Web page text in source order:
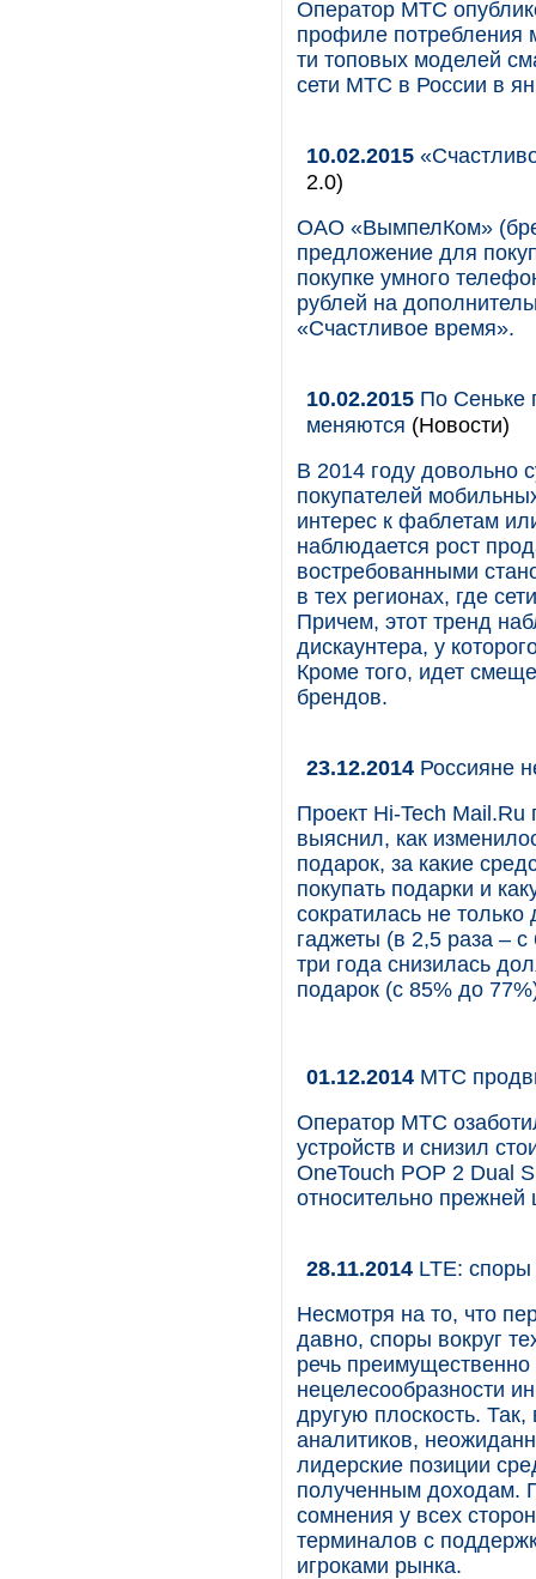
Оператор МТС
профиле потребления
ти топовых моделей
сети МТС в России в
10.02.2015
2.0)
ОАО «ВымпелКом»
предложение для
покупке умного
рублей на
«Счастливое время».
10.02.2015 По Сеньке
меняются (Новости)
В 2014 году довольно
покупателей
интерес к фаблетам
наблюдается рост
востребованными
в тех регионах, где
Причем, этот тренд
дискаунтера, у
Кроме того, идет
брендов.
23.12.2014 Россияне
Проект Hi-Tech
выяснил, как
подарок, за какие
покупать подарки и
сократилась не
гаджеты (в 2,5 раза –
три года снизилась
подарок (с 85% до
01.12.2014 МТС
Оператор МТС
устройств и снизил
OneTouch POP 2 Dual
относительно прежней
28.11.2014 LTE: споры
Несмотря на то, что
давно, споры вокруг
речь
нецелесообразности
другую плоскость.
аналитиков,
лидерские позиции
полученным доходам.
сомнения у всех
терминалов с
игроками рынка.